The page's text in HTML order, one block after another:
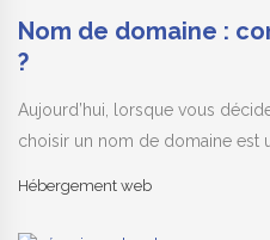
Nom de domaine :
?
Aujourd’hui, lorsque vous
choisir un nom de domaine est
Hébergement web